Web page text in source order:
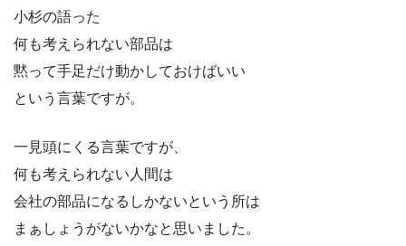
小杉の語った
何も考えられない部品は
黙って手足だけ動かしておけばいい
という言葉ですが。
一見頭にくる言葉ですが、
何も考えられない人間は
会社の部品になるしかないという所は
まぁしょうがないかなと思いました。